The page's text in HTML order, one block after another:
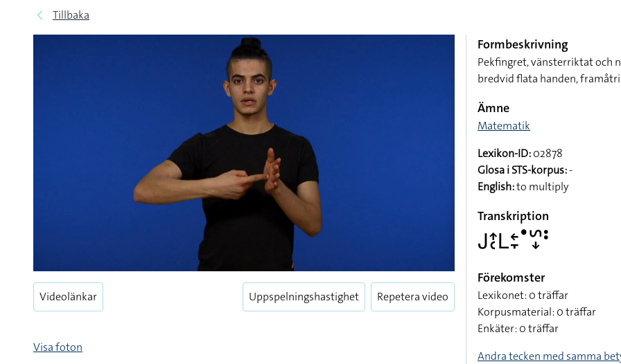
Tillbaka
Videolänkar Uppspelningshastighet Repetera video
Visa foton
Formbeskrivning
Pekfingret, vänsterriktat och
bredvid flata handen,
Ämne
Matematik
Lexikon-ID:02878
Glosa i STS-korpus:-
English:to multiply
Transkription
􌤢􌤴􌥗􌥈􌥓􌥙􌤟􌥲􌦊􌥻
Förekomster
Lexikonet: 0 träffar
Korpusmaterial: 0 träffar
Enkäter: 0 träffar
Andra tecken med samma